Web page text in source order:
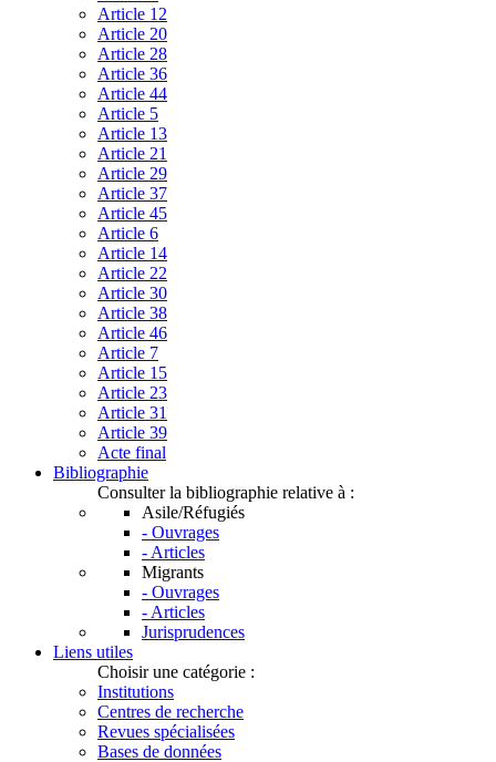
Article 12
Article 20
Article 28
Article 36
Article 44
Article 5
Article 13
Article 21
Article 29
Article 37
Article 45
Article 6
Article 14
Article 22
Article 30
Article 38
Article 46
Article 7
Article 15
Article 23
Article 31
Article 39
Acte final
Bibliographie
Consulter la bibliographie relative à :
Asile/Réfugiés
- Ouvrages
- Articles
Migrants
- Ouvrages
- Articles
Jurisprudences
Liens utiles
Choisir une catégorie :
Institutions
Centres de recherche
Revues spécialisées
Bases de données